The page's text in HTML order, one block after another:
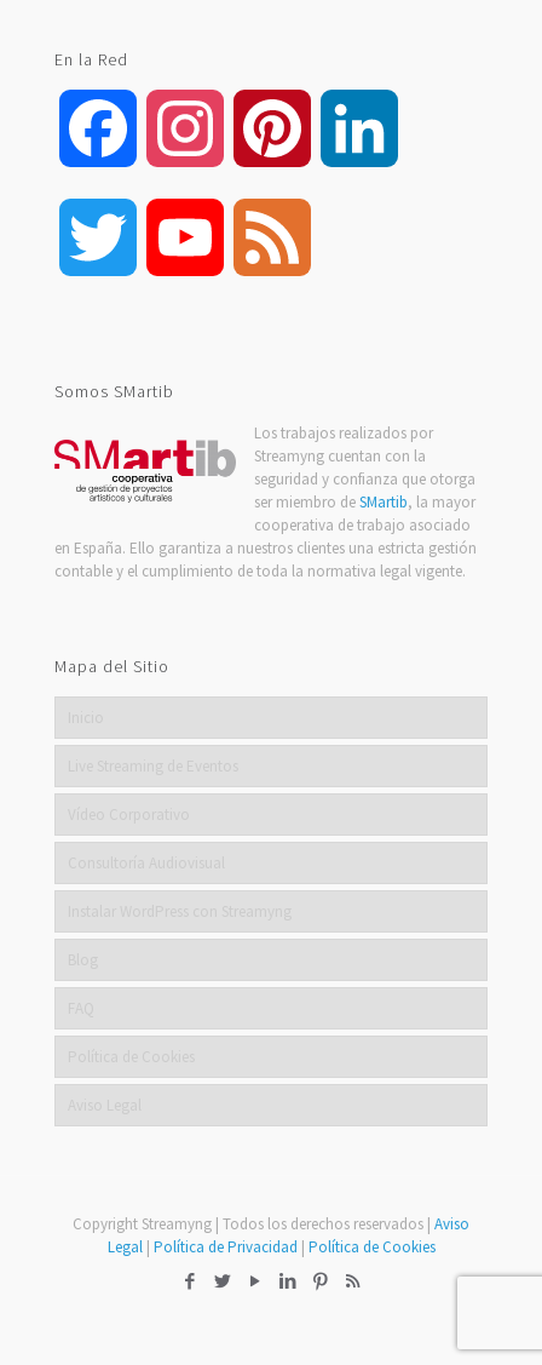
En la Red
Facebook Instagram Pinterest
Twitter YouTube
Somos SMartib
Los trabajos realizados por
Streamyng cuentan con la
seguridad y confianza que otorga
ser miembro deSMartib, la mayor
cooperativa de trabajo asociado
en España. Ello garantiza a nuestros clientes una estricta gestión
contable y el cumplimiento de toda la normativa legal vigente.
Mapa del Sitio
Copyright Streamyng | Todos los derechos reservados | Aviso
Legal| Política de Privacidad | Política de Cookies